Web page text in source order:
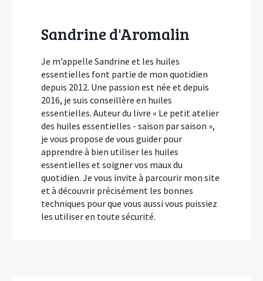
Sandrine d'Aromalin
Je m’appelle Sandrine et les huiles
essentielles font partie de mon quotidien
depuis 2012. Une passion est née et depuis
2016, je suis conseillère en huiles
essentielles. Auteur du livre « Le petit atelier
des huiles essentielles - saison par saison »,
je vous propose de vous guider pour
apprendre à bien utiliser les huiles
essentielles et soigner vos maux du
quotidien. Je vous invite à parcourir mon site
et à découvrir précisément les bonnes
techniques pour que vous aussi vous puissiez
les utiliser en toute sécurité.